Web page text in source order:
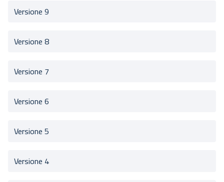
Versione 9
Versione 8
Versione 7
Versione 6
Versione 5
Versione 4